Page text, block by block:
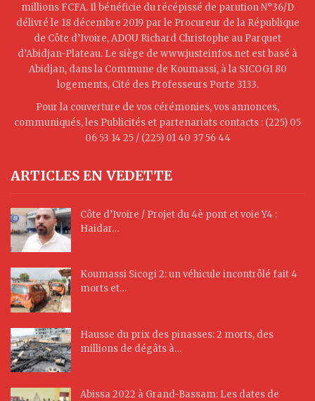
millions FCFA. Il bénéficie du récépissé de parution N°36/D
délivré le 18 décembre 2019 par le Procureur de la République
de Côte d’Ivoire, ADOU Richard Christophe au Parquet
d’Abidjan-Plateau. Le siège de www.justeinfos.net est basé à
Abidjan, dans la Commune de Koumassi, à la SICOGI 80
logements, Cité des Professeurs Porte 3133.
Pour la couverture de vos cérémonies, vos annonces,
communiqués, les Publicités et partenariats contacts : (225) 05
06 53 14 25 / (225) 01 40 37 56 44
ARTICLES EN VEDETTE
Côte d’Ivoire / Projet du 4è pont et voie Y4 :
Haidar…
Koumassi Sicogi 2: un véhicule incontrôlé fait 4
morts et…
Hausse du prix des pinasses: 2 morts, des
millions de dégâts à…
Abissa 2022 à Grand-Bassam: Les dates de